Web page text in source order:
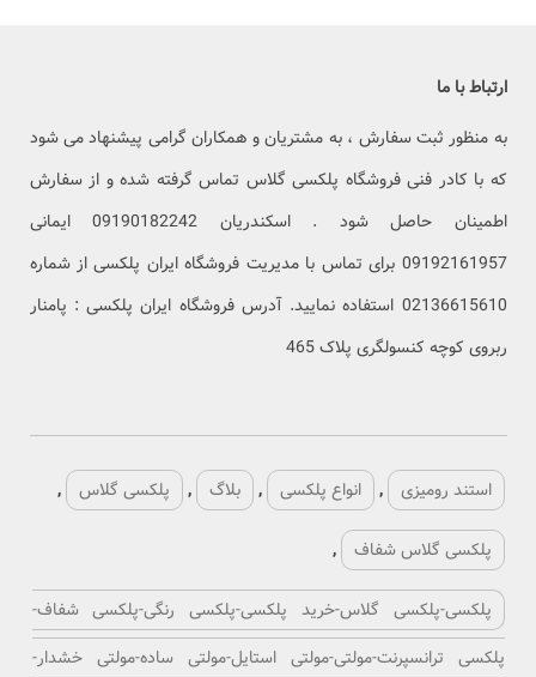
ارتباط با ما
به منظور ثبت سفارش ، به مشتریان و همکاران گرامی پیشنهاد می شود
که با کادر فنی فروشگاه پلکسی گلاس تماس گرفته شده و از سفارش
اطمینان حاصل شود . اسکندریان 09190182242 ایمانی
09192161957 برای تماس با مدیریت فروشگاه ایران پلکسی از شماره
02136615610 استفاده نمایید. آدرس فروشگاه ایران پلکسی : پامنار
ربروی کوچه کنسولگری پلاک 465
استند رومیزی , انواع پلکسی , بلاگ , پلکسی گلاس ,
پلکسی گلاس شفاف ,
پلکسی-پلکسی گلاس-خرید پلکسی-پلکسی رنگی-پلکسی شفاف-
پلکسی ترانسپرنت-مولتی-مولتی استایل-مولتی ساده-مولتی خشدار-